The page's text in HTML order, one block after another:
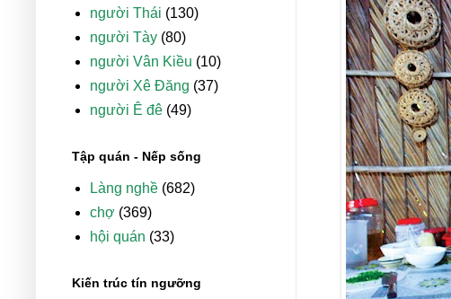
người Thái (130)
người Tày (80)
người Vân Kiều (10)
người Xê Đăng (37)
người Ê đê (49)
Tập quán - Nếp sống
Làng nghề (682)
chợ (369)
hội quán (33)
Kiến trúc tín ngưỡng